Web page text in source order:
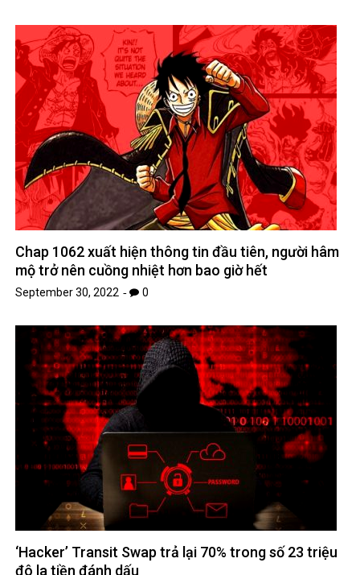
Chap 1062 xuất hiện thông tin đầu tiên, người hâm
mộ trở nên cuồng nhiệt hơn bao giờ hết
September 30, 2022 0
‘Hacker’ Transit Swap trả lại 70% trong số 23 triệu
đô la tiền đánh dấu